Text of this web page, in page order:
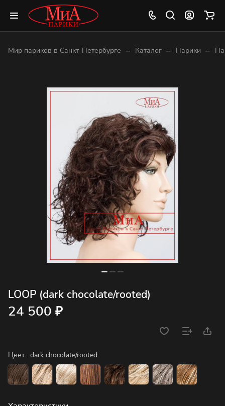
Мир париков в Санкт-Петербурге – Каталог – Парики –
LOOP (dark chocolate/rooted)
24 500 ₽
Цвет : dark chocolate/rooted